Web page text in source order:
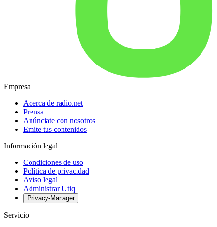
Empresa
Acerca de radio.net
Prensa
Anúnciate con nosotros
Emite tus contenidos
Información legal
Condiciones de uso
Política de privacidad
Aviso legal
Administrar Utiq
Privacy-Manager
Servicio